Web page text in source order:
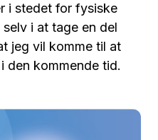
i stedet for fysiske
i at tage en del
jeg vil komme til at
den kommende tid.